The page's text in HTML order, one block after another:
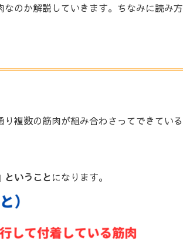
のか解説していきます。ちなみに読み方
複数の筋肉が組み合わさってできている
ということになります。